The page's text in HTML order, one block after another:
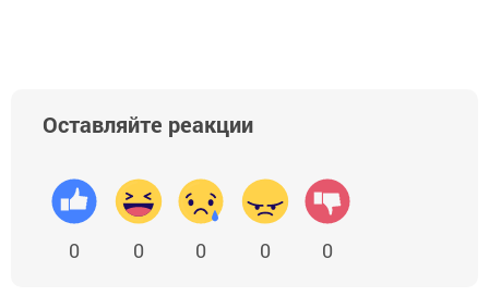
Оставляйте реакции
0 0 0 0 0